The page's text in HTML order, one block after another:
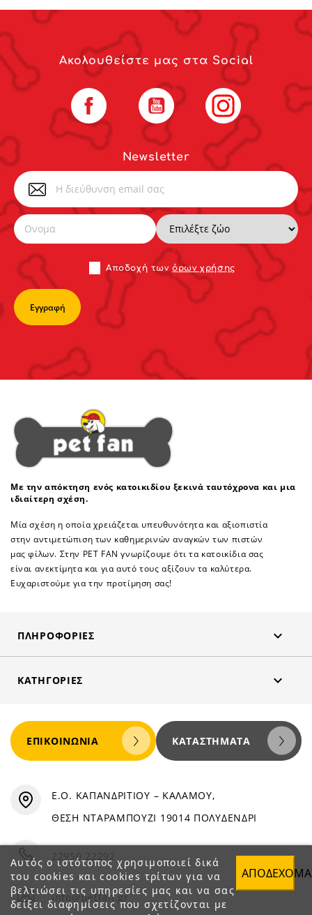
Newsletter
Αποδoχή τωνόρων χρήσης
Ακολουθείστε μας στα Social
Facebook YouTube Instagram
Με την απόκτηση ενός κατοικιδίου ξεκινά ταυτόχρονα και μια
ιδιαίτερη σχέση.
Μία σχέση η οποία χρειάζεται υπευθυνότητα και αξιοπιστία
στην αντιμετώπιση των καθημερινών αναγκών των πιστών
μας φίλων. Στην PET FAN γνωρίζουμε ότι τα κατοικίδια σας
είναι ανεκτίμητα και για αυτό τους αξίζουν τα καλύτερα.
Ευχαριστούμε για την προτίμηση σας!
ΠΛΗΡΟΦΟΡΊΕΣ 
ΚΑΤΗΓΟΡΊΕΣ 
Αυτός ο ιστότοπος χρησιμοποιεί δικά
του cookies και cookies τρίτων για να
βελτιώσει τις υπηρεσίες μας και να σας
δείξει διαφημίσεις που σχετίζονται με
ΕΠΙΚΟΙΝΩΝΊΑ ΚΑΤΑΣΤΉΜΑΤΑ
Ε.Ο. ΚΑΠΑΝΔΡΙΤΙΟΥ – ΚΑΛΑΜΟΥ,
ΘΕΣΗ ΝΤΑΡΑΜΠΟΥΖΙ 19014 ΠΟΛΥΔΕΝΔΡΙ
22950 22292
info@petfan.gr